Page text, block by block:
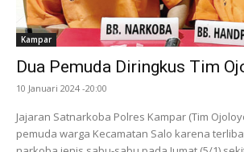
Kampar
Dua Pemuda Diringkus Tim
10 Januari 2024 -20:00
Jajaran Satnarkoba Polres Kampar (Tim
pemuda warga Kecamatan Salo karena